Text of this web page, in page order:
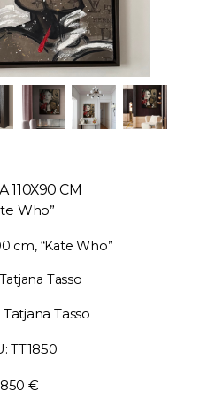
110X90 CM
Who”
cm, “Kate Who”
Tasso
Tatjana Tasso
TT1850
€